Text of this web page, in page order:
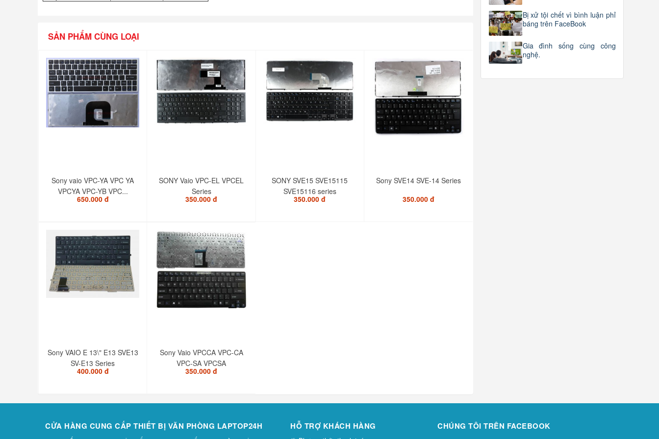
SẢN PHẨM CÙNG LOẠI
Sony vaio VPC-YA VPC YA
VPCYA VPC-YB VPC...
650.000 đ
SONY Vaio VPC-EL VPCEL
Series
350.000 đ
SONY SVE15 SVE15115
SVE15116 series
350.000 đ
Sony SVE14 SVE-14 Series
350.000 đ
Sony VAIO E 13\" E13 SVE13
SV-E13 Series
400.000 đ
Sony Vaio VPCCA VPC-CA
VPC-SA VPCSA
350.000 đ
Bị xử tội chết vì bình luận phỉ
báng trên FaceBook
Gia đình sống cùng công
nghệ.
CỬA HÀNG CUNG CẤP THIẾT BỊ VĂN PHÒNG LAPTOP24H HỖ TRỢ KHÁCH HÀNG CHÚNG TÔI TRÊN FACEBOOK